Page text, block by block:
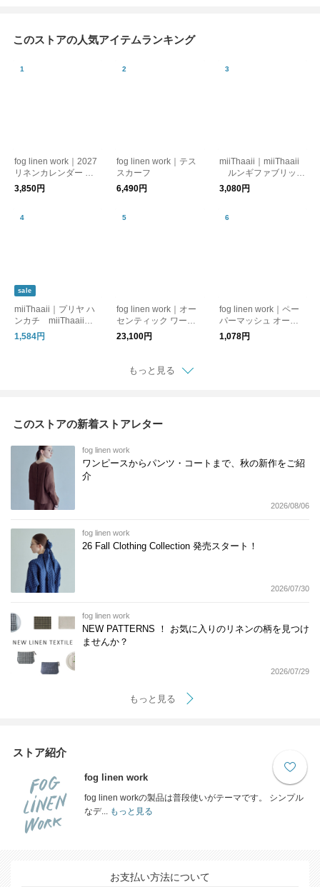
このストアの人気アイテムランキング
fog linen work｜2027
リネンカレンダー イ
ザベルボワノ fog lin
en work フォグリネ
3,850円
fog linen work｜テス
スカーフ
6,490円
miiThaaii｜miiThaaii
ルンギファブリッ
ク カラーアソート
fog linen work フォ
3,080円
sale
miiThaaii｜プリヤ ハ
ンカチ miiThaaii
ミーターイー
1,584円
fog linen work｜オー
センティック ワーク
シャツ fog linen wor
k フォグリネンワー
23,100円
fog linen work｜ペー
パーマッシュ オーナ
メント fog linen wor
k フォグリネンワー
1,078円
もっと見る
このストアの新着ストアレター
fog linen work
ワンピースからパンツ・コートまで、秋の新作をご紹
介
2026/08/06
fog linen work
26 Fall Clothing Collection 発売スタート！
2026/07/30
fog linen work
NEW PATTERNS ！ お気に入りのリネンの柄を見つけ
ませんか？
2026/07/29
もっと見る
ストア紹介
fog linen work
fog linen workの製品は普段使いがテーマです。 シンプル
なデ...
もっと見る
お支払い方法について